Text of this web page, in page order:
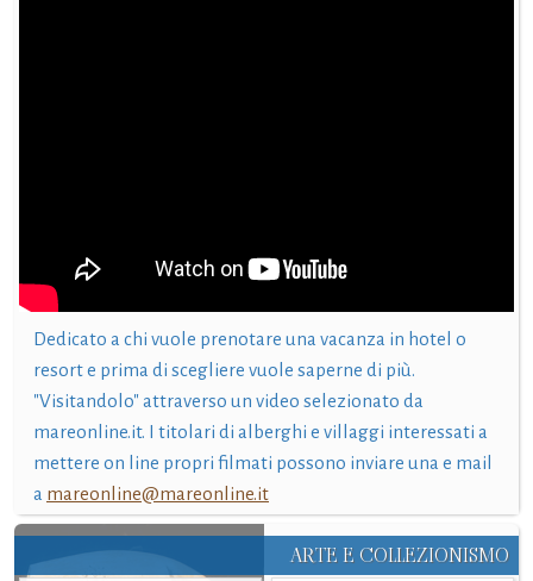
Dedicato a chi vuole prenotare una vacanza in hotel o
resort e prima di scegliere vuole saperne di più.
"Visitandolo" attraverso un video selezionato da
mareonline.it. I titolari di alberghi e villaggi interessati a
mettere on line propri filmati possono inviare una e mail
a mareonline@mareonline.it
ARTE E COLLEZIONISMO